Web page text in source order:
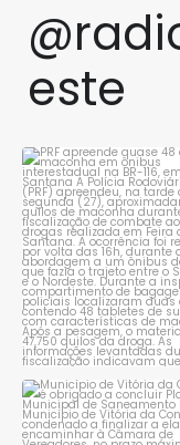
este
PRF apreende quase
de maconha em
1 0
Município de
Conquista é
1 0